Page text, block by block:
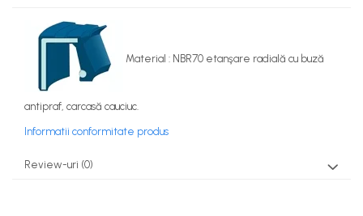
Material : NBR70 etanşare radială cu buză
antipraf, carcasă cauciuc.
Informatii conformitate produs
Review-uri (0)